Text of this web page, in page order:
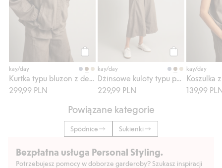
Kup
kay/day
299,99 PLN
kay/day
229,99 PLN
kay/day
Koszulka
139,99
Powiązane kategorie
Spódnice Sukienki
Bezpłatna usługa Personal Styling.
Potrzebujesz pomocy w doborze garderoby? Szukasz inspiracji